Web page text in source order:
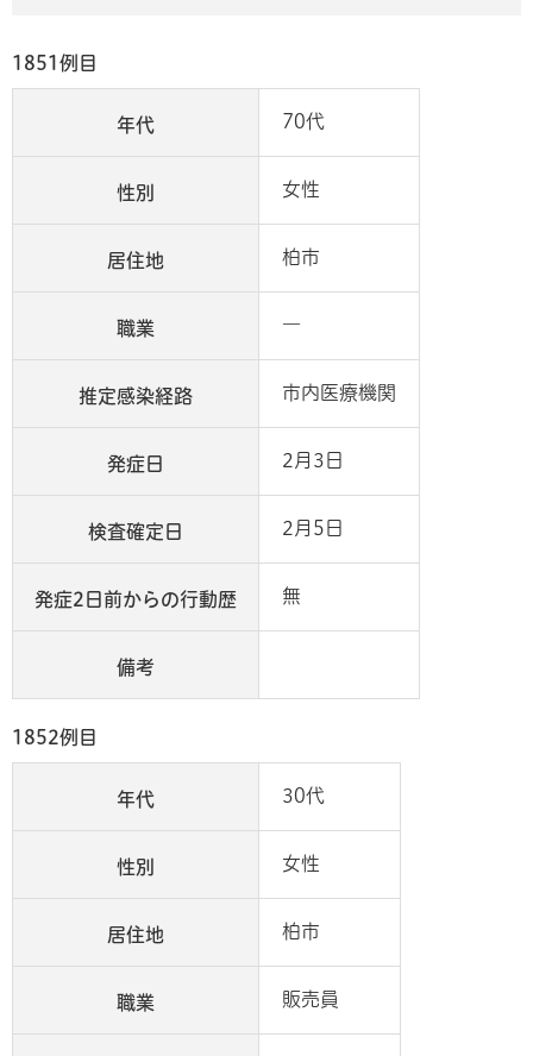
1851例目
年代 70代
性別 女性
居住地 柏市
職業 ―
推定感染経路 市内医療機関
発症日 2月3日
検査確定日 2月5日
発症2日前からの行動歴 無
備考
1852例目
年代 30代
性別 女性
居住地 柏市
職業 販売員